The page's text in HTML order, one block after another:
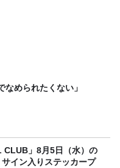
なめられたくない」
CLUB」8月5日（水）の
イン入りステッカープ